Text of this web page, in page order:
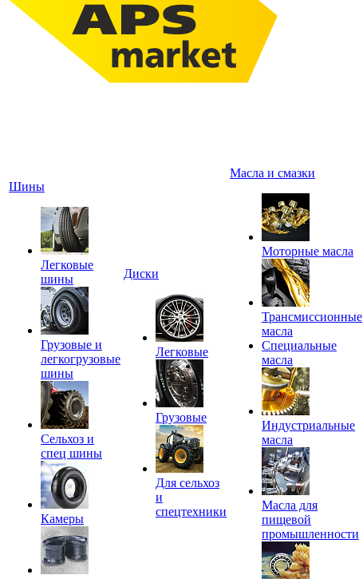
Шины
Легковые
шины
Грузовые и
легкогрузовые
шины
Сельхоз и
спец шины
Камеры
Диски
Легковые
Грузовые
Для сельхоз
и
спецтехники
Масла и смазки
Моторные масла
Трансмиссионные
масла
Специальные
масла
Индустриальные
масла
Масла для
пищевой
промышленности